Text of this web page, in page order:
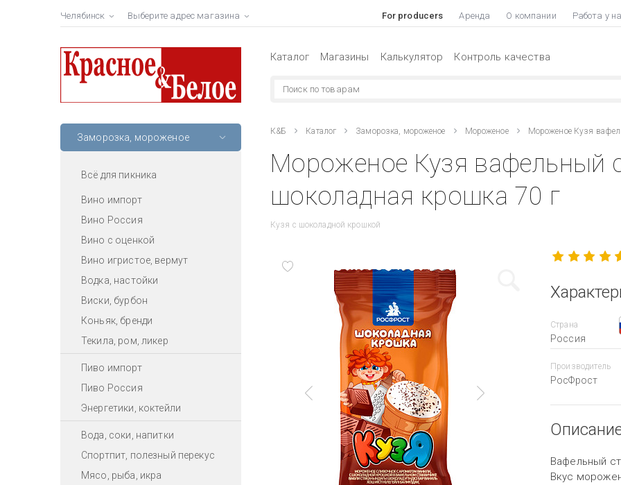
Челябинск Выберите адрес магазина For producers Аренда О компании Работа у
Каталог Магазины Калькулятор Контроль качества
Заморозка, мороженое
Всё для пикника
Вино импорт
Вино Россия
Вино с оценкой
Вино игристое, вермут
Водка, настойки
Виски, бурбон
Коньяк, бренди
Текила, ром, ликер
Пиво импорт
Пиво Россия
Энергетики, коктейли
Вода, соки, напитки
Спортпит, полезный перекус
Мясо, рыба, икра
К&Б Каталог Заморозка, мороженое Мороженое Мороженое Кузя
Мороженое Кузя вафельный
шоколадная крошка 70 г
Кузя с шоколадной крошкой
Страна
Россия
Производитель
РосФрост
Вафельный
Вкус